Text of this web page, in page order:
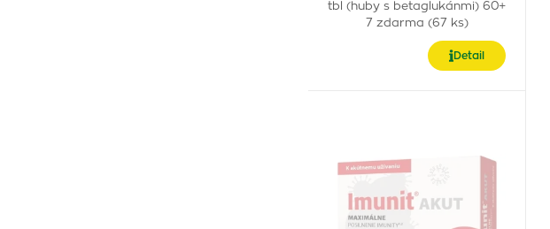
tbl (huby s betaglukánmi) 60+
7 zdarma (67 ks)
Detail